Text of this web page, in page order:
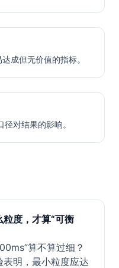
成但无价值的指标。
对结果的影响。
度，才算“可衡
算不算过细？
明，最小粒度应达